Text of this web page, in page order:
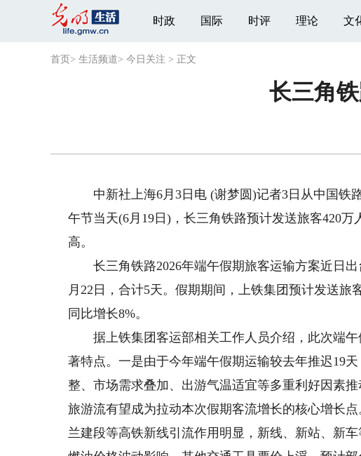
时政 国际 时评 理论 文
首页 > 生活频道> 今日关注 > 正文
长三角
中新社上海6月3日电 (谢梦圆)记者3日从中国铁
午节当天(6月19日)，长三角铁路预计发送旅客420
高。
长三角铁路2026年端午假期旅客运输方案近日出
月22日，合计5天。假期期间，上铁集团预计发送旅
同比增长8%。
据上铁集团客运部相关工作人员介绍，此次端午
著特点。一是由于今年端午假期运输较去年推迟19
整、市场需求叠加、出游气温适宜等多重利好因素
旅游流有望成为拉动本次假期客流增长的核心增长
兰建段等高铁新线引流作用明显，新线、新站、新